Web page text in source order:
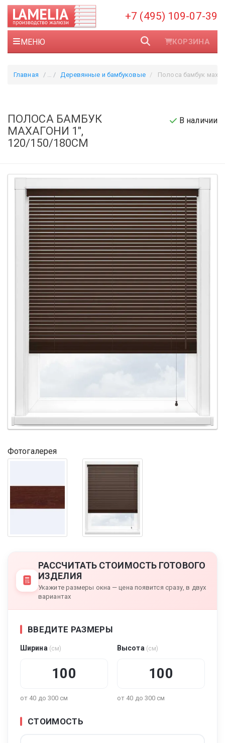
+7 (495) 109-07-39
МЕНЮ КОРЗИНА
Главная Деревянные и бамбуковые Полоса бамбук махагони
ПОЛОСА БАМБУК
МАХАГОНИ 1",
120/150/180СМ
В наличии
Фотогалерея
РАССЧИТАТЬ СТОИМОСТЬ ГОТОВОГО
ИЗДЕЛИЯ
Укажите размеры окна — цена появится сразу, в двух
вариантах
ВВЕДИТЕ РАЗМЕРЫ
Ширина (см)
от 40 до 300 см
Высота (см)
от 40 до 300 см
СТОИМОСТЬ